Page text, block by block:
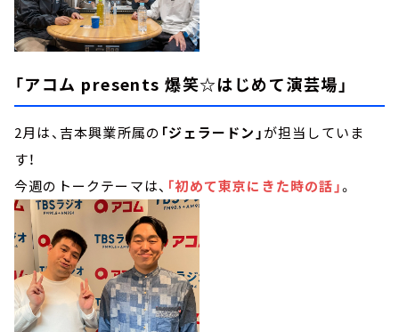
「アコム presents 爆笑☆はじめて演芸場」
2月は、吉本興業所属の 「ジェラードン」が担当していま
す！
今週のトークテーマは、 「初めて東京にきた時の話」。